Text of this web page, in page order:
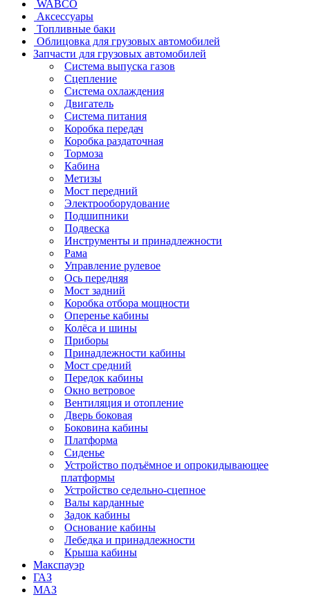
WABCO
Аксессуары
Топливные баки
Облицовка для грузовых автомобилей
Запчасти для грузовых автомобилей
Система выпуска газов
Сцепление
Система охлаждения
Двигатель
Система питания
Коробка передач
Коробка раздаточная
Тормоза
Кабина
Метизы
Мост передний
Электрооборудование
Подшипники
Подвеска
Инструменты и принадлежности
Рама
Управление рулевое
Ось передняя
Мост задний
Коробка отбора мощности
Оперенье кабины
Колёса и шины
Приборы
Принадлежности кабины
Мост средний
Передок кабины
Окно ветровое
Вентиляция и отопление
Дверь боковая
Боковина кабины
Платформа
Сиденье
Устройство подъёмное и опрокидывающее
платформы
Устройство седельно-сцепное
Валы карданные
Задок кабины
Основание кабины
Лебедка и принадлежности
Крыша кабины
Макспауэр
ГАЗ
МАЗ